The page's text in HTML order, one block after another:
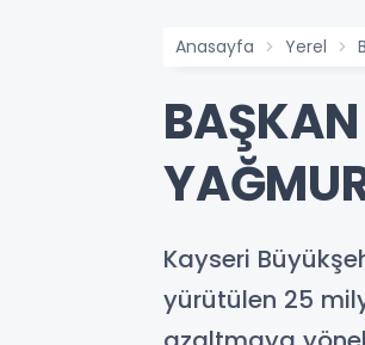
Anasayfa Yerel
Kayseri
yürütülen 25